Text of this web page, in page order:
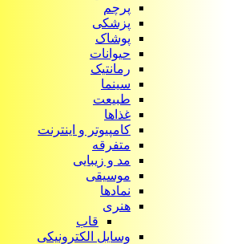
پرچم
پزشکی
پوشاک
حیوانات
رمانتیک
سینما
طبیعت
غذاها
کامپیوتر و اینترنت
متفرقه
مد و زیبایی
موسیقی
نمادها
هنری
قاب
وسایل الکترونیکی